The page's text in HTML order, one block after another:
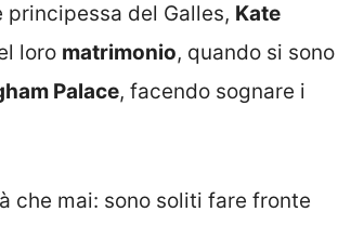
principessa del Galles, Kate
loro matrimonio, quando si sono
Palace, facendo sognare i
che mai: sono soliti fare fronte